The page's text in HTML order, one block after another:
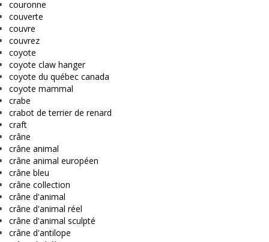
couronne
couverte
couvre
couvrez
coyote
coyote claw hanger
coyote du québec canada
coyote mammal
crabe
crabot de terrier de renard
craft
crâne
crâne animal
crâne animal européen
crâne bleu
crâne collection
crâne d'animal
crâne d'animal réel
crâne d'animal sculpté
crâne d'antilope